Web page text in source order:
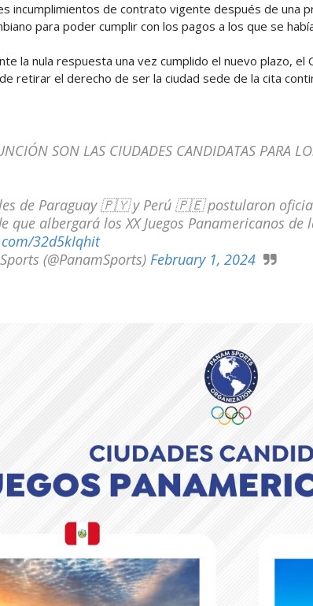
incumplimientos de contrato vigente después de una
para poder cumplir con los pagos a los que se
la nula respuesta una vez cumplido el nuevo plazo,
retirar el derecho de ser la ciudad sede de la cita
SON LAS CIUDADES CANDIDATAS PARA
de Paraguay 🇵🇾 y Perú 🇵🇪 postularon
que albergará los XX Juegos Panamericanos de
32d5kIqhit
(@PanamSports) February 1, 2024